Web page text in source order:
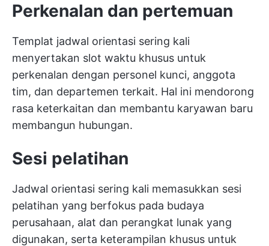
Perkenalan dan pertemuan
Templat jadwal orientasi sering kali
menyertakan slot waktu khusus untuk
perkenalan dengan personel kunci, anggota
tim, dan departemen terkait. Hal ini mendorong
rasa keterkaitan dan membantu karyawan baru
membangun hubungan.
Sesi pelatihan
Jadwal orientasi sering kali memasukkan sesi
pelatihan yang berfokus pada budaya
perusahaan, alat dan perangkat lunak yang
digunakan, serta keterampilan khusus untuk